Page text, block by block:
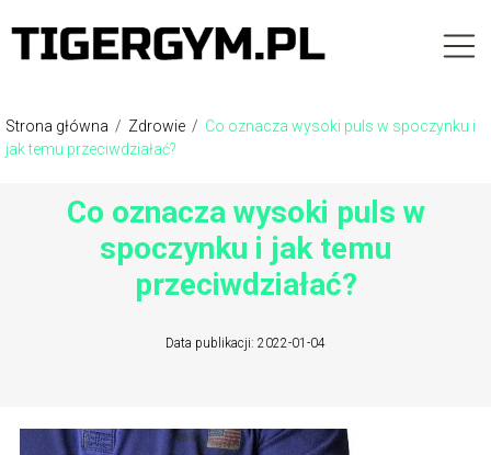
Strona główna / Zdrowie / Co oznacza wysoki puls w spoczynku i
jak temu przeciwdziałać?
Co oznacza wysoki puls w
spoczynku i jak temu
przeciwdziałać?
Data publikacji: 2022-01-04